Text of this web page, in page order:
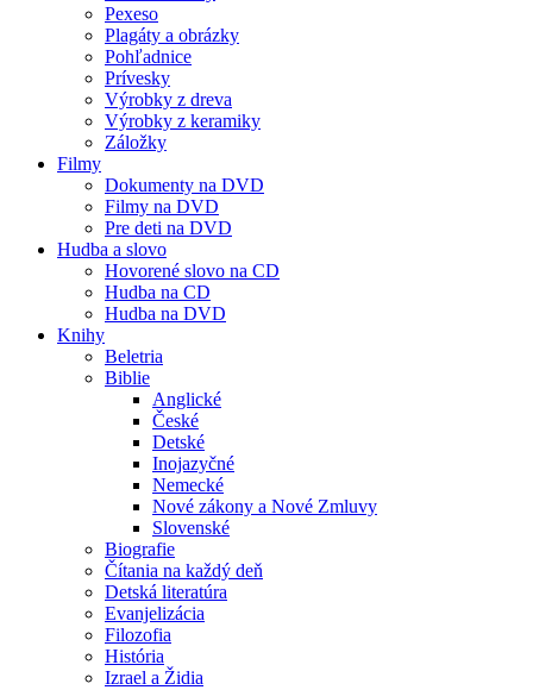
Pexeso
Plagáty a obrázky
Pohľadnice
Prívesky
Výrobky z dreva
Výrobky z keramiky
Záložky
Filmy
Dokumenty na DVD
Filmy na DVD
Pre deti na DVD
Hudba a slovo
Hovorené slovo na CD
Hudba na CD
Hudba na DVD
Knihy
Beletria
Biblie
Anglické
České
Detské
Inojazyčné
Nemecké
Nové zákony a Nové Zmluvy
Slovenské
Biografie
Čítania na každý deň
Detská literatúra
Evanjelizácia
Filozofia
História
Izrael a Židia